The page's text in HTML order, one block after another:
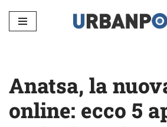
Vai
Anatsa, la
online: ecco 5